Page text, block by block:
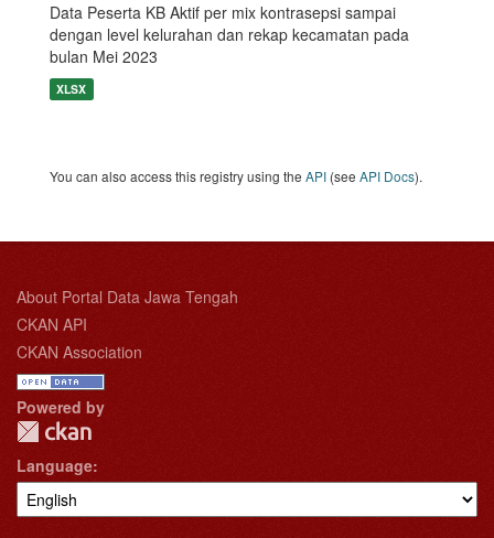
Data Peserta KB Aktif per mix kontrasepsi sampai
dengan level kelurahan dan rekap kecamatan pada
bulan Mei 2023
XLSX
You can also access this registry using the API (see API Docs).
About Portal Data Jawa Tengah
CKAN API
CKAN Association
Powered by
Language